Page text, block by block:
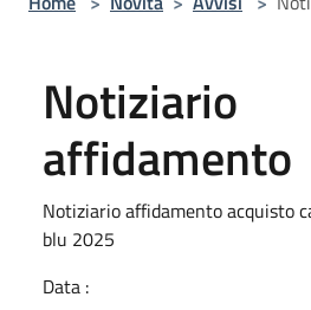
Notiziario
affidamento
Notiziario affidamento acquisto
blu 2025
Data :